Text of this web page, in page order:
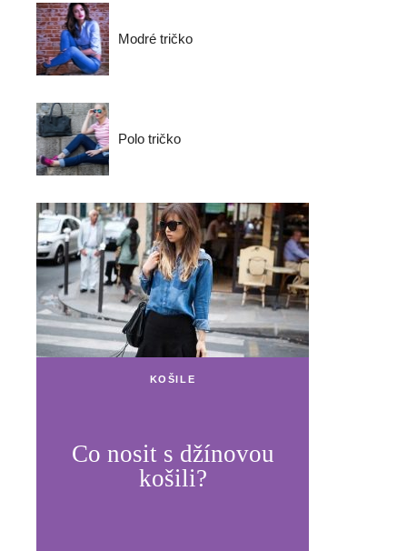
Modré tričko
Polo tričko
KOŠILE
Co nosit s džínovou
košili?